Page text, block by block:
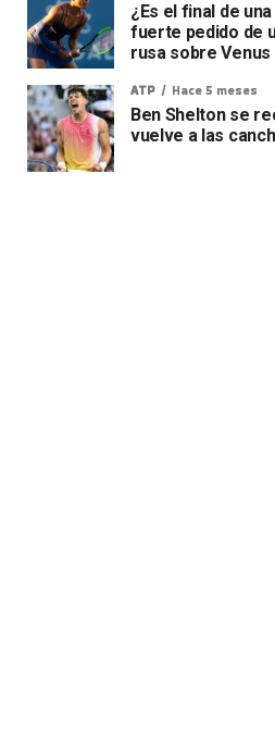
¿Es el final de
fuerte pedido de
rusa sobre Venus
ATP Hace 5 meses
Ben Shelton se
vuelve a las